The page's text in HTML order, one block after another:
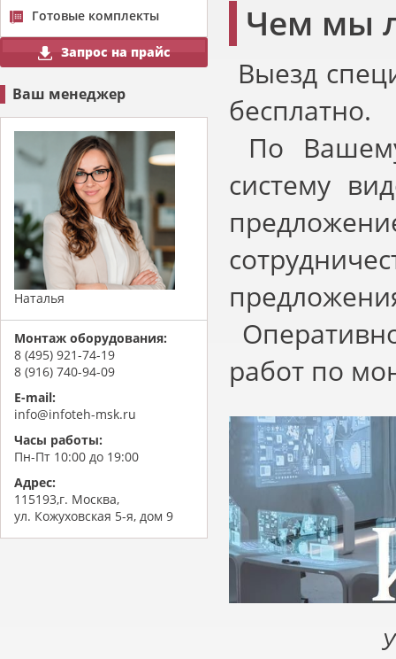
Готовые комплекты
Запрос на прайс
Ваш менеджер
Наталья
Монтаж оборудования:
8 (495) 921-74-19
8 (916) 740-94-09
E-mail:
info@infoteh-msk.ru
Часы работы:
Пн-Пт 10:00 до 19:00
Адрес:
115193,г. Москва,
ул. Кожуховская 5-я, дом 9
Чем мы
Выезд
бесплатно.
По
систему
работ по